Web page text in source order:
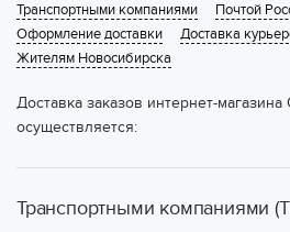
Транспортными компаниями
Почтой
Оформление доставки
Доставка
Жителям Новосибирска
Доставка заказов интернет-
осуществляется:
Транспортными компаниями